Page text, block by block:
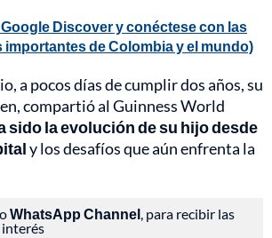
Discover y conéctese con las
importantes de Colombia y el mundo)
a pocos días de cumplir dos años, su
compartió al Guinness World
sido la evolución de su hijo desde
y los desafíos que aún enfrenta la
WhatsApp Channel, para recibir las